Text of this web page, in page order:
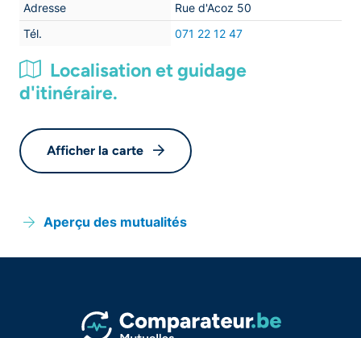
Adresse
Rue d'Acoz 50
Tél.
071 22 12 47
Localisation et guidage
d'itinéraire.
Afficher la carte
Aperçu des mutualités